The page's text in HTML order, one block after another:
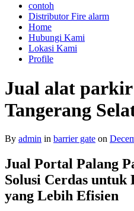
contoh
Distributor Fire alarm
Home
Hubungi Kami
Lokasi Kami
Profile
Jual alat
Tangerang
By admin in barrier gate on
Jual Portal Palang
Solusi Cerdas
yang Lebih Efisien